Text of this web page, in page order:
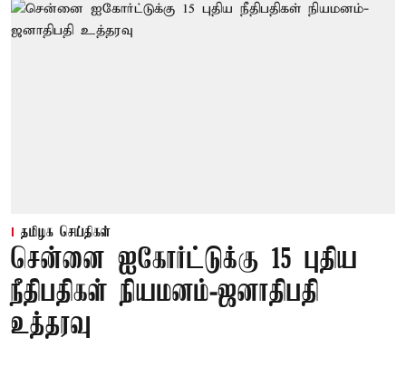
தமிழக செய்திகள்
சென்னை ஐகோர்ட்டுக்கு 15 புதிய
நீதிபதிகள் நியமனம்-ஜனாதிபதி
உத்தரவு